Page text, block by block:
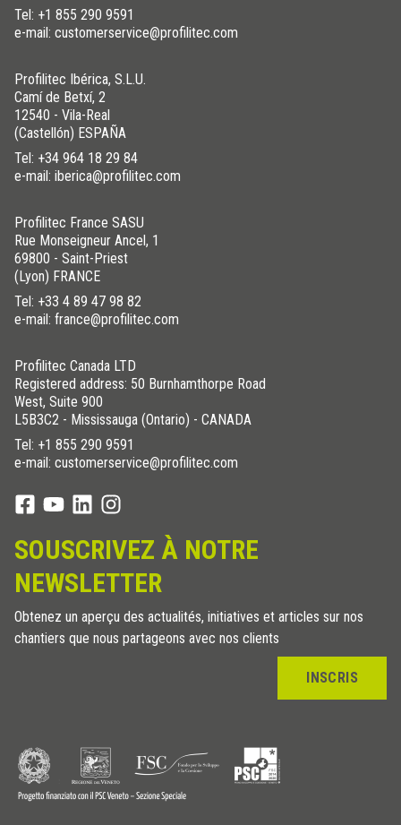
Tel: +1 855 290 9591
e-mail: customerservice@profilitec.com
Profilitec Ibérica, S.L.U.
Camí de Betxí, 2
12540 - Vila-Real
(Castellón) ESPAÑA
Tel: +34 964 18 29 84
e-mail: iberica@profilitec.com
Profilitec France SASU
Rue Monseigneur Ancel, 1
69800 - Saint-Priest
(Lyon) FRANCE
Tel: +33 4 89 47 98 82
e-mail: france@profilitec.com
Profilitec Canada LTD
Registered address: 50 Burnhamthorpe Road
West, Suite 900
L5B3C2 - Mississauga (Ontario) - CANADA
Tel: +1 855 290 9591
e-mail: customerservice@profilitec.com
SOUSCRIVEZ À NOTRE
NEWSLETTER
Obtenez un aperçu des actualités, initiatives et articles sur nos
chantiers que nous partageons avec nos clients
INSCRIS